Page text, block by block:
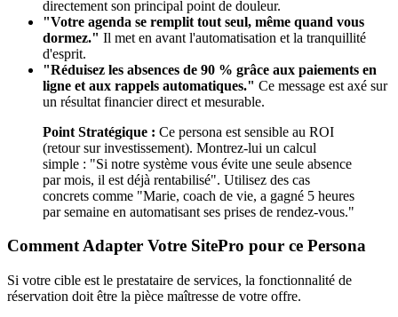
directement son principal point de douleur.
"Votre agenda se remplit tout seul, même quand vous
dormez." Il met en avant l'automatisation et la tranquillité
d'esprit.
"Réduisez les absences de 90 % grâce aux paiements en
ligne et aux rappels automatiques." Ce message est axé sur
un résultat financier direct et mesurable.
Point Stratégique : Ce persona est sensible au ROI
(retour sur investissement). Montrez-lui un calcul
simple : "Si notre système vous évite une seule absence
par mois, il est déjà rentabilisé". Utilisez des cas
concrets comme "Marie, coach de vie, a gagné 5 heures
par semaine en automatisant ses prises de rendez-vous."
Comment Adapter Votre SitePro pour ce Persona
Si votre cible est le prestataire de services, la fonctionnalité de
réservation doit être la pièce maîtresse de votre offre.